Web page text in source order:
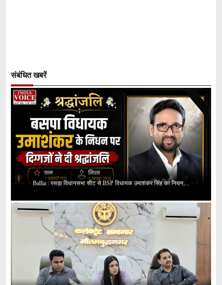
संबंधित खबरें
Ballia : रसड़ा विधानसभा सीट से BSP विधायक उमाशंकर सिंह का निधन,...